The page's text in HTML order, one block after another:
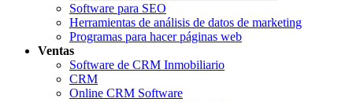
Software para SEO
Herramientas de análisis de datos de marketing
Programas para hacer páginas web
Ventas
Software de CRM Inmobiliario
CRM
Online CRM Software